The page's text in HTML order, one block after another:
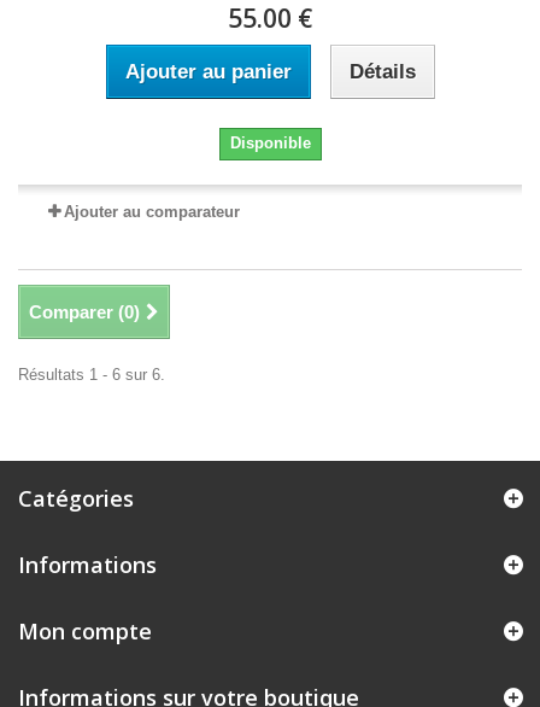
55.00 €
Ajouter au panier Détails
Disponible
Ajouter au comparateur
Comparer (0)
Résultats 1 - 6 sur 6.
Catégories
Informations
Mon compte
Informations sur votre boutique